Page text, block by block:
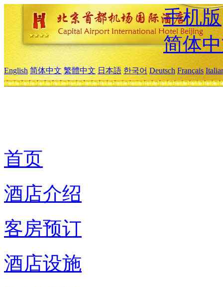
手机版
简体
English 简体中文 繁體中文 日本語 한국어 Deutsch Français
首页
酒店介绍
客房预订
酒店设施